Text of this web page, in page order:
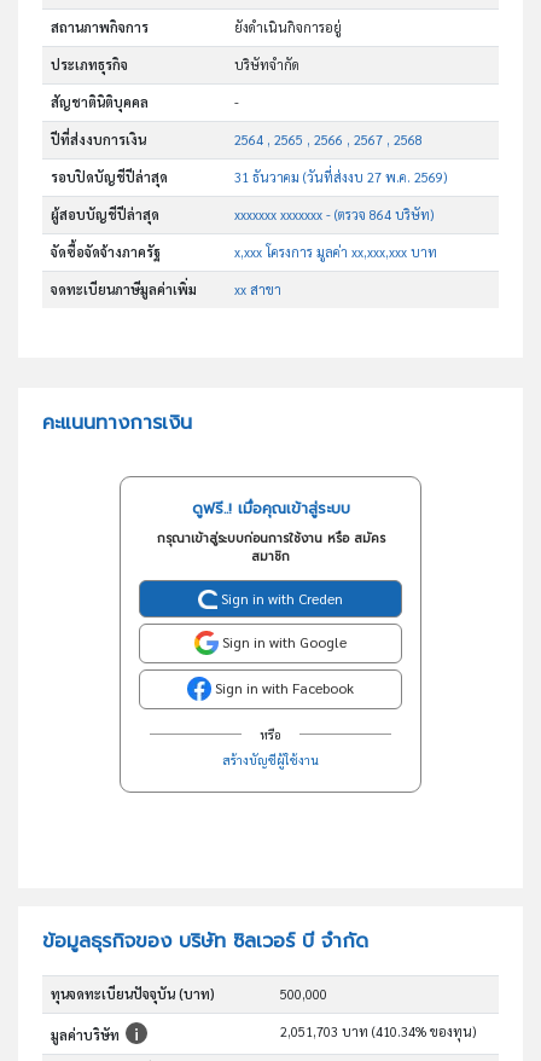
สถานภาพกิจการ ยังดำเนินกิจการอยู่
ประเภทธุรกิจ บริษัทจำกัด
สัญชาตินิติบุคคล -
ปีที่ส่งงบการเงิน 2564 , 2565 , 2566 , 2567 , 2568
รอบปิดบัญชีปีล่าสุด 31 ธันวาคม (วันที่ส่งงบ 27 พ.ค. 2569)
ผู้สอบบัญชีปีล่าสุด xxxxxxx xxxxxxx - (ตรวจ 864 บริษัท)
จัดซื้อจัดจ้างภาครัฐ x,xxx โครงการ มูลค่า xx,xxx,xxx บาท
จดทะเบียนภาษีมูลค่าเพิ่ม xx สาขา
คะแนนทางการเงิน
ดูฟรี..! เมื่อคุณเข้าสู่ระบบ
กรุณาเข้าสู่ระบบก่อนการใช้งาน หรือ สมัคร
สมาชิก
Sign in with Creden
Sign in with Google
Sign in with Facebook
หรือ
สร้างบัญชีผู้ใช้งาน
ข้อมูลธุรกิจของ บริษัท ซิลเวอร์ บี จำกัด
ทุนจดทะเบียนปัจจุบัน (บาท) 500,000
มูลค่าบริษัท 2,051,703 บาท (410.34% ของทุน)